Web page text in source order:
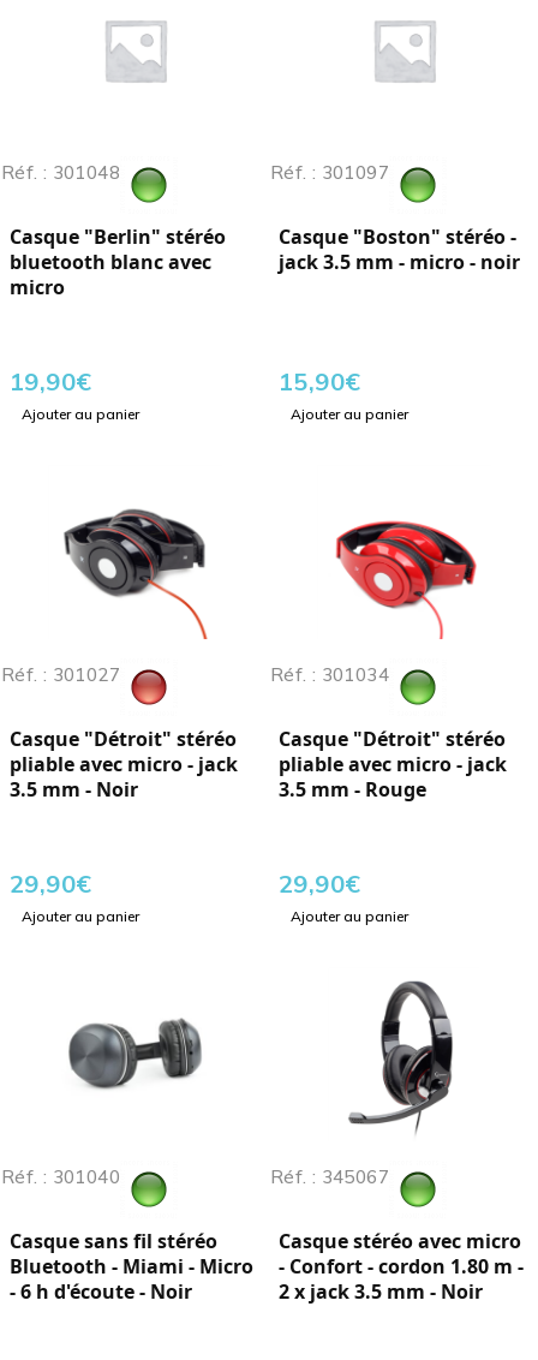
Réf. : 301048
Casque "Berlin" stéréo
bluetooth blanc avec
micro
19,90€
Ajouter au panier
Réf. : 301097
Casque "Boston" stéréo -
jack 3.5 mm - micro - noir
15,90€
Ajouter au panier
Réf. : 301027
Casque "Détroit" stéréo
pliable avec micro - jack
3.5 mm - Noir
29,90€
Ajouter au panier
Réf. : 301034
Casque "Détroit" stéréo
pliable avec micro - jack
3.5 mm - Rouge
29,90€
Ajouter au panier
Réf. : 301040
Casque sans fil stéréo
Bluetooth - Miami - Micro
- 6 h d'écoute - Noir
Réf. : 345067
Casque stéréo avec micro
- Confort - cordon 1.80 m -
2 x jack 3.5 mm - Noir